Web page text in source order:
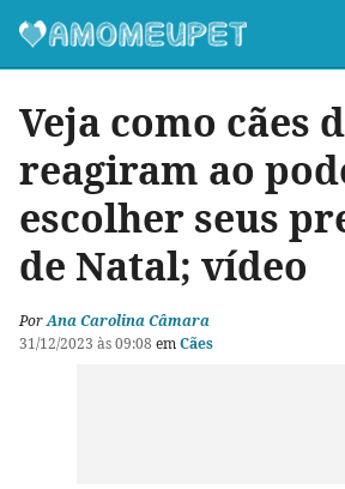
Veja como cães
reagiram ao
escolher seus
de Natal; vídeo
PorAna Carolina Câmara
31/12/2023 às 09:08 emCães